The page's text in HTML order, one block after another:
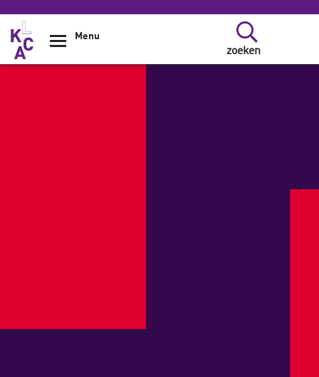
Overslaan en naar de inhoud gaan
zoeken
Menu